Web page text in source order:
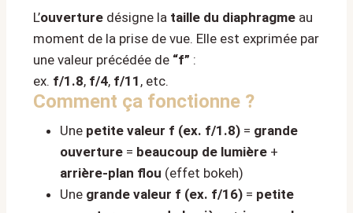
L’ouverture désigne la taille du diaphragme au
moment de la prise de vue. Elle est exprimée par
une valeur précédée de “f” :
ex. f/1.8, f/4, f/11 , etc.
Comment ça fonctionne ?
Une petite valeur f (ex. f/1.8) = grande
ouverture = beaucoup de lumière +
arrière-plan flou (effet bokeh)
Une grande valeur f (ex. f/16) = petite